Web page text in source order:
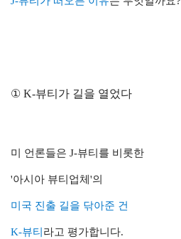
① K-뷰티가 길을 열었다
미 언론들은 J-뷰티를 비롯한
'아시아 뷰티업체'의
미국 진출 길을 닦아준 건
K-뷰티 라고 평가합니다.